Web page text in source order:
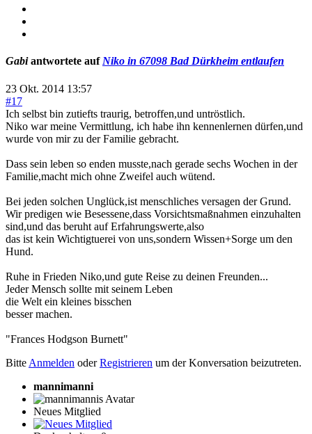
Gabiantwortete auf Niko in 67098 Bad Dürkheim entlaufen
23 Okt. 2014 13:57
#17
Ich selbst bin zutiefts traurig, betroffen,und untröstlich.
Niko war meine Vermittlung, ich habe ihn kennenlernen dürfen,und
wurde von mir zu der Familie gebracht.
Dass sein leben so enden musste,nach gerade sechs Wochen in der
Familie,macht mich ohne Zweifel auch wütend.
Bei jeden solchen Unglück,ist menschliches versagen der Grund.
Wir predigen wie Besessene,dass Vorsichtsmaßnahmen einzuhalten
sind,und das beruht auf Erfahrungswerte,also
das ist kein Wichtigtuerei von uns,sondern Wissen+Sorge um den
Hund.
Ruhe in Frieden Niko,und gute Reise zu deinen Freunden...
Jeder Mensch sollte mit seinem Leben
die Welt ein kleines bisschen
besser machen.
"Frances Hodgson Burnett"
Bitte Anmelden oderRegistrieren um der Konversation beizutreten.
mannimanni
Neues Mitglied